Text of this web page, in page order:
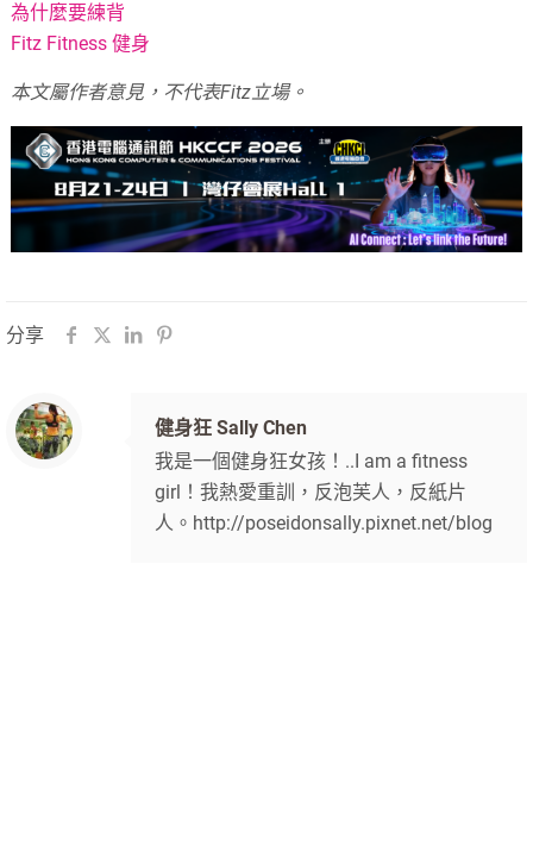
為什麼要練背
Fitz Fitness 健身
本文屬作者意見，不代表Fitz立場。
分享
健身狂 Sally Chen
我是一個健身狂女孩！..I am a fitness
girl！我熱愛重訓，反泡芙人，反紙片
人。http://poseidonsally.pixnet.net/blog